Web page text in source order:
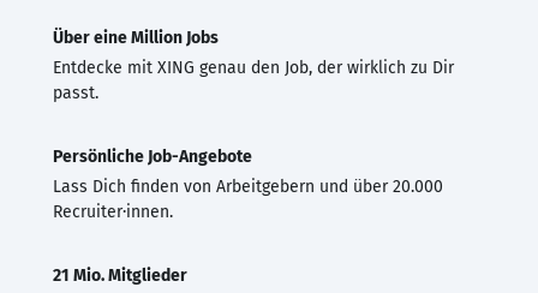
Über eine Million Jobs
Entdecke mit XING genau den Job, der wirklich zu Dir
passt.
Persönliche Job-Angebote
Lass Dich finden von Arbeitgebern und über 20.000
Recruiter·innen.
21 Mio. Mitglieder